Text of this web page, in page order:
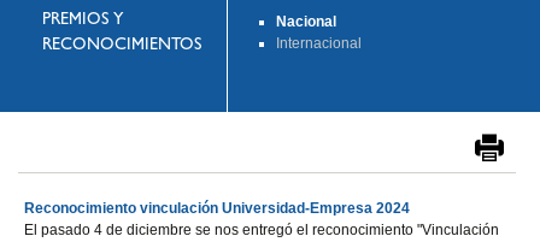
PREMIOS Y
RECONOCIMIENTOS
Nacional
Internacional
Reconocimiento vinculación Universidad-Empresa 2024
El pasado 4 de diciembre se nos entregó el reconocimiento "Vinculación